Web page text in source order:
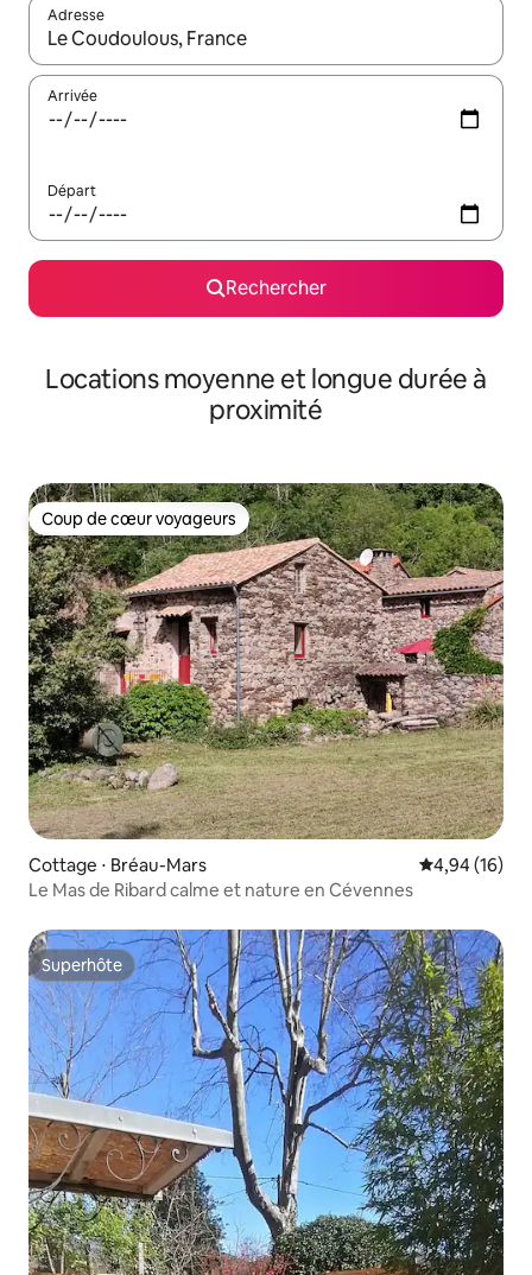
Adresse
Lorsque les résultats s'affichent, utilisez les flèches vers le
Arrivée
Départ
Rechercher
Locations moyenne et longue durée à
proximité
Coup de cœur voyageurs
Coup de cœur voyageurs
Cottage ⋅ Bréau-Mars Évaluation
4,94 (16)
Le Mas de Ribard calme et nature en Cévennes
Superhôte
Superhôte